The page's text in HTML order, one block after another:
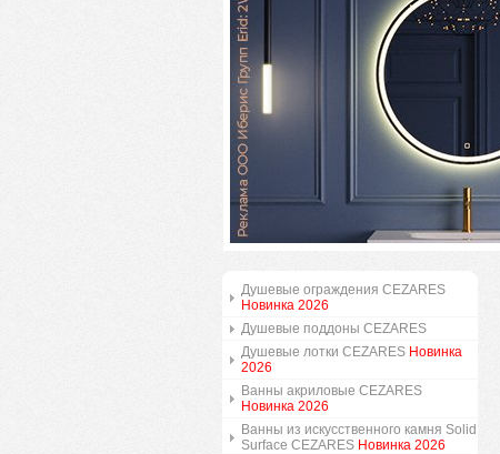
Душевые ограждения CEZARES
Новинка 2026
Душевые поддоны CEZARES
Душевые лотки CEZARES Новинка
2026
Ванны акриловые CEZARES
Новинка 2026
Ванны из искусственного камня Solid
Surface CEZARES Новинка 2026